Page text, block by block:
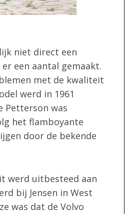
niet direct een
er een aantal gemaakt.
met de kwaliteit
werd in 1961
Petterson was
het flamboyante
door de bekende
werd uitbesteed aan
bij Jensen in West
was dat de Volvo